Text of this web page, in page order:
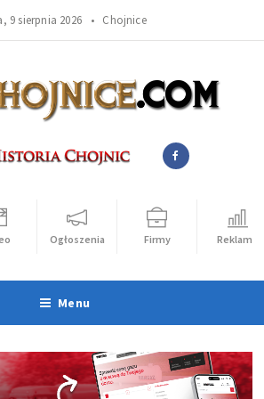
9 sierpnia 2026 • Chojnice
Ogłoszenia Firmy Reklama
Menu